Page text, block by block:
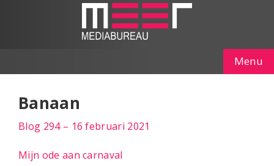
Menu
Banaan
Blog 294 – 16 februari 2021
Mijn ode aan carnaval